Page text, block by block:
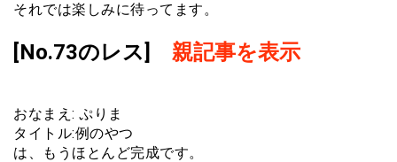
それでは楽しみに待ってます。
[No.73のレス] 親記事を表示
おなまえ: ぷりま
タイトル:例のやつ
は、もうほとんど完成です。